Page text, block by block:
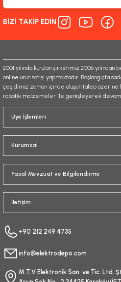
Ürün bilgilerinde hatalar bulunuyor.
Ürün fiyatı diğer sitelerden daha pahalı.
Gönder
BİZİ TAKİP EDİN
2001 yılında kurulan şirketimiz 2006
online ürün satışı yapmaktadır. Başlangıçta
çeşidimiz zaman içinde oluşan talep üzerine
robotik malzemeler ile genişleyerek
Üye İşlemleri
Kurumsal
Yasal Mevzuat ve Bilgilendirme
İletişim
+90 212 249 4735
info@elektrodepo.com
M.T.V Elektronik San. ve Tic. Ltd.